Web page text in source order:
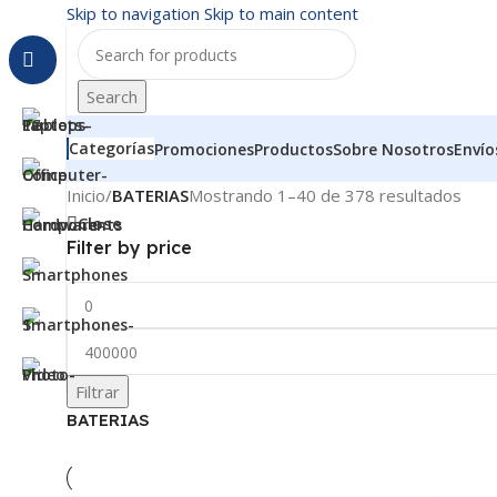
Skip to navigation Skip to main content
Search
CategoríasPromocionesProductosSobre Nosotros
Inicio/BATERIASMostrando 1–40 de 378 resultados
Close
Filter by price
Filtrar
BATERIAS